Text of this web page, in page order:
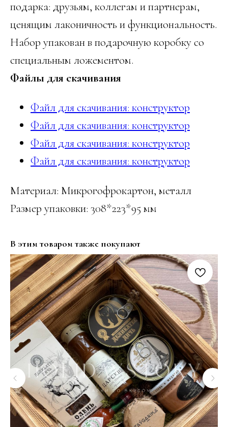
подарка: друзьям, коллегам и партнерам,
ценящим лаконичность и функциональность.
Набор упакован в подарочную коробку со
специальным ложементом.
Файлы для скачивания
Файл для скачивания: конструктор
Файл для скачивания: конструктор
Файл для скачивания: конструктор
Файл для скачивания: конструктор
Материал: Микрогофрокартон, металл
Размер упаковки: 308*223*95 мм
В этим товаром также покупают